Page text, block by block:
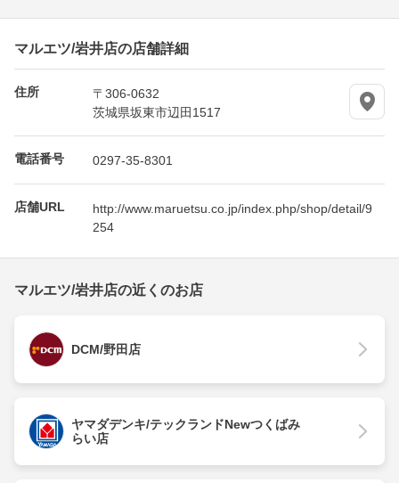
マルエツ/岩井店の店舗詳細
住所
〒306-0632
茨城県坂東市辺田1517
電話番号 0297-35-8301
店舗URL
http://www.maruetsu.co.jp/index.php/shop/detail/9
254
マルエツ/岩井店の近くのお店
DCM/野田店
ヤマダデンキ/テックランドNewつくばみ
らい店